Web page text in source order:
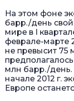
На этом фоне
барр./день
мире в I
феврале-марте
не превысит 75
млн барр./день.
начале 2012 г.
Европе